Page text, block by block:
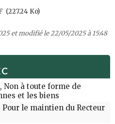
(227.24 Ko)
et modifié le 22/05/2025 à 15:48
Non à toute forme de
et les biens
Pour le maintien du Recteur